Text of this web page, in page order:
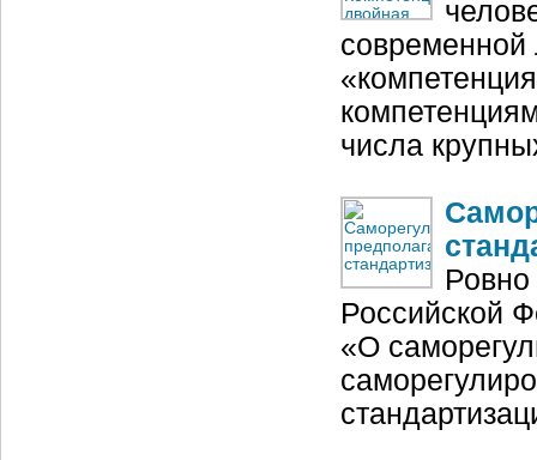
современной
числа
Ровно
Российской
«О